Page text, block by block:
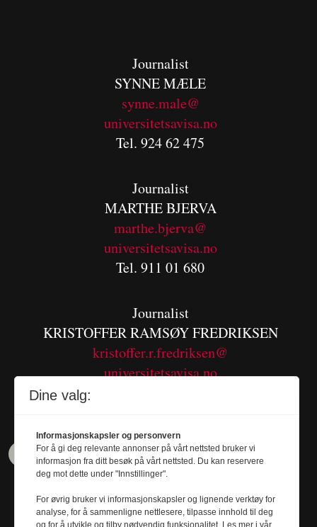
Journalist
SYNNE MÆLE
synne.male@
universitetsavisa.no
Tel. 924 62 475
Journalist
MARTHE BJERVA
marthe.bjerva@
universitetsavisa.no
Tel. 911 01 680
Journalist
KRISTOFFER RAMSØY FREDRIKSEN
kristoffer.r.fredriksen@
universitetsavisa.no
Dine valg:
Informasjonskapsler og personvern
For å gi deg relevante annonser på vårt nettsted bruker vi
informasjon fra ditt besøk på vårt nettsted. Du kan reservere
deg mot dette under "Innstillinger".
For øvrig bruker vi informasjonskapsler og lignende verktøy for
analyse, for å sammenligne nettlesere, tilpasse innhold til deg
og for å utvikle og tilby nødvendig funksjonalitet. Les mer i vår